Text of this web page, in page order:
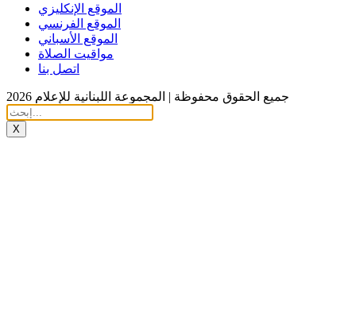
الموقع الإنكليزي
الموقع الفرنسي
الموقع الأسباني
مواقيت الصلاة
اتصل بنا
جميع الحقوق محفوظة | المجموعة اللبنانية للإعلام 2026
X